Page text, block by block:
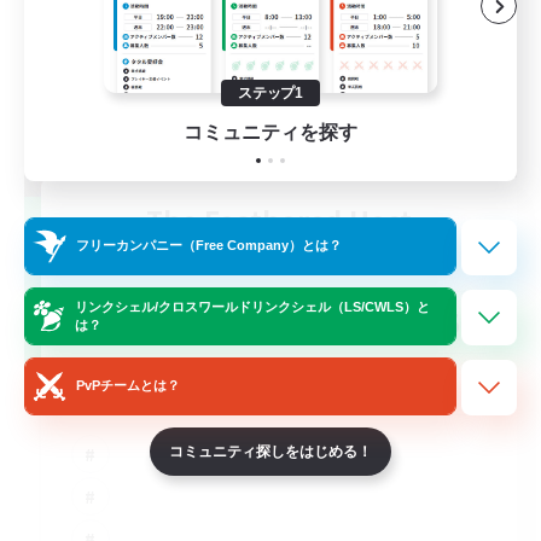
The Feathered Host
追加メンバー募集
募集人数
Field Operations
ステップ1
コミュニティを探す
フリーカンパニー（Free Company）とは？
リンクシェル/クロスワールドリンクシェル（LS/CWLS）と
は？
PvPチームとは？
コミュニティ探しをはじめる！